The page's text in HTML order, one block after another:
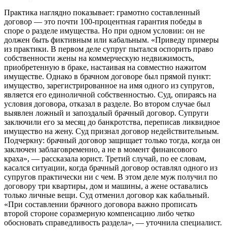
Практика наглядно показывает: грамотно составленный
договор — это почти 100-процентная гарантия победы в
споре о разделе имущества. Но при одном условии: он не
должен быть фиктивным или кабальным. «Приведу примеры
из практики. В первом деле супруг пытался оспорить право
собственности жены на коммерческую недвижимость,
приобретенную в браке, настаивая на совместно нажитом
имуществе. Однако в брачном договоре был прямой пункт:
имущество, зарегистрированное на имя одного из супругов,
является его единоличной собственностью. Суд, опираясь на
условия договора, отказал в разделе. Во втором случае был
выявлен ложный и запоздалый брачный договор. Супруги
заключили его за месяц до банкротства, переписав ликвидное
имущество на жену. Суд признал договор недействительным.
Подчеркну: брачный договор защищает только тогда, когда он
заключен заблаговременно, а не в момент финансового
краха», — рассказала юрист. Третий случай, по ее словам,
касался ситуации, когда брачный договор оставлял одного из
супругов практически ни с чем. В этом деле муж получил по
договору три квартиры, дом и машины, а жене оставались
только личные вещи. Суд отменил договор как кабальный.
«При составлении брачного договора важно прописать
второй стороне соразмерную компенсацию либо четко
обосновать справедливость раздела», — уточнила специалист.